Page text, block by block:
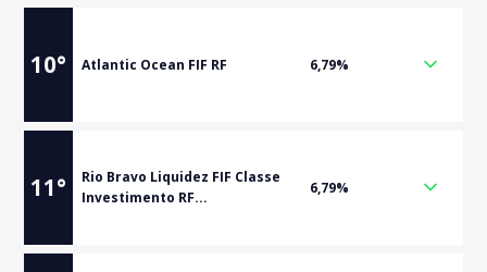
10° Atlantic Ocean FIF RF 6,79%
11°
Rio Bravo Liquidez FIF Classe
Investimento RF...
6,79%